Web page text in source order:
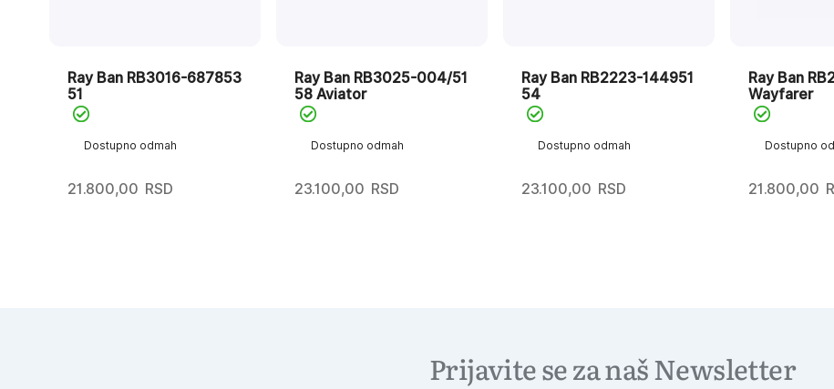
Dostupno odmah
Ray Ban RB3016-687853
51
21.800,00 RSD
Dostupno odmah
Ray Ban RB3025-004/51
58 Aviator
23.100,00 RSD
Dostupno odmah
Ray Ban RB2223-144951
54
23.100,00 RSD
Dostupno
Ray Ban
Wayfarer
21.800,00
Prijavite se za naš Newsletter